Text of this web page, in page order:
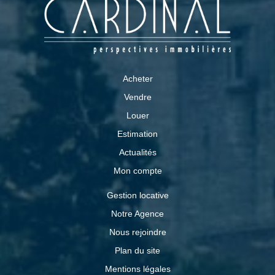
Acheter
Vendre
Louer
Estimation
Actualités
Mon compte
Gestion locative
Notre Agence
Nous rejoindre
Plan du site
Mentions légales